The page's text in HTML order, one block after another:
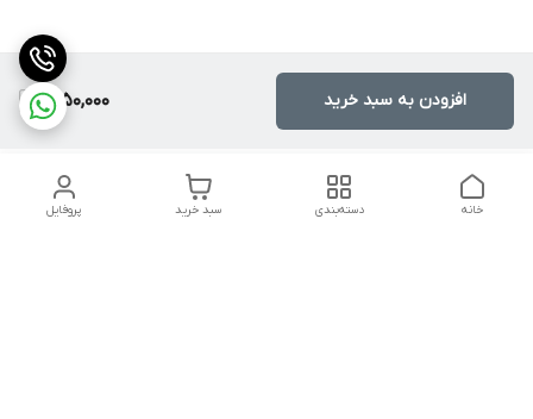
1,250,000 افزودن به سبد خرید
پروفایل سبد خرید دسته‌بندی خانه